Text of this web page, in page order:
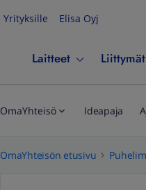
Yrityksille Elisa Oyj
Laitteet Liittymät
OmaYhteisö Ideapaja
OmaYhteisön etusivu